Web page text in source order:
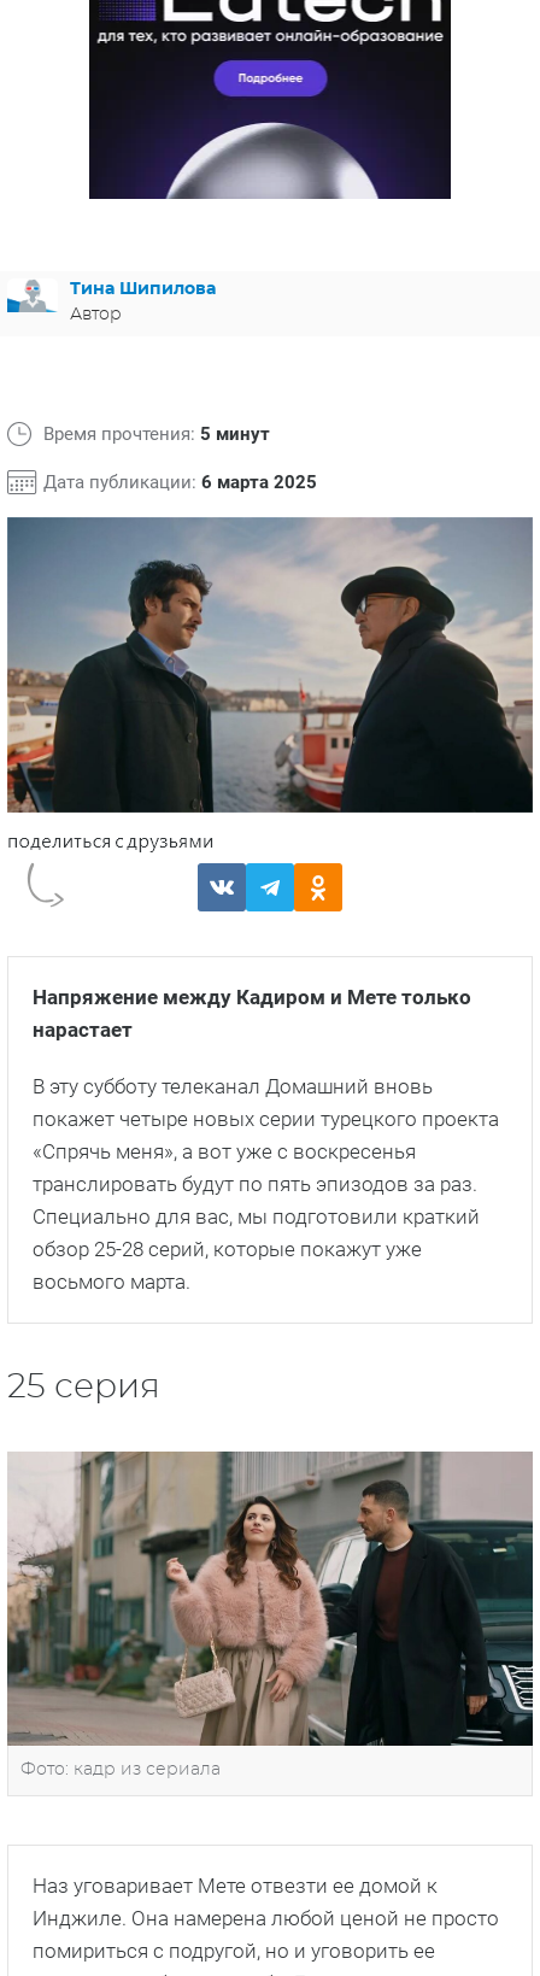
МЕЛОДРАМЫ
ИСПАНИЯ
СВЕТСКИЕ НОВОСТИ
Тина Шипилова
Автор
Время прочтения: 5 минут
Дата публикации: 6 марта 2025
Напряжение между Кадиром и Мете только
нарастает
В эту субботу телеканал Домашний вновь
покажет четыре новых серии турецкого проекта
«Спрячь меня», а вот уже с воскресенья
транслировать будут по пять эпизодов за раз.
Специально для вас, мы подготовили краткий
обзор 25-28 серий, которые покажут уже
восьмого марта.
25 серия
Фото: кадр из сериала
Наз уговаривает Мете отвезти ее домой к
Инджиле. Она намерена любой ценой не просто
помириться с подругой, но и уговорить ее